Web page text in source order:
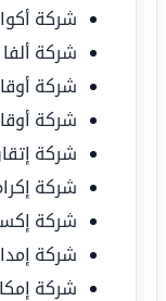
شركة
شركة ألفا
شركة
شركة
شركة
شركة
شركة
شركة
شركة